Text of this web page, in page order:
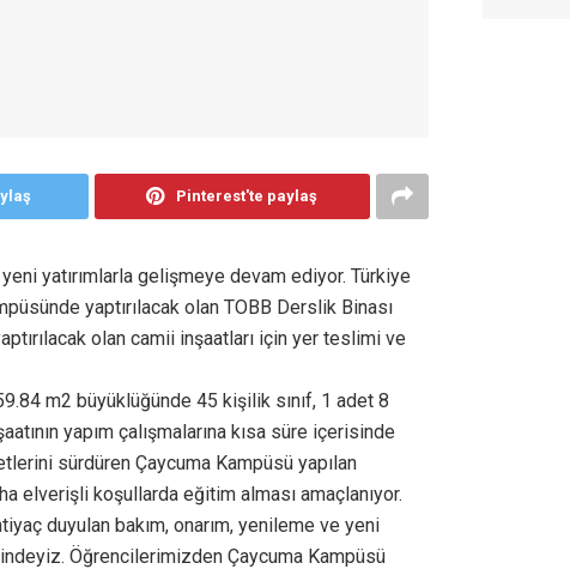
Pinterest'te paylaş
yatırımlarla gelişmeye devam ediyor. Türkiye
yaptırılacak olan TOBB Derslik Binası
olan camii inşaatları için yer teslimi ve
m2 büyüklüğünde 45 kişilik sınıf, 1 adet 8
yapım çalışmalarına kısa süre içerisinde
sürdüren Çaycuma Kampüsü yapılan
elverişli koşullarda eğitim alması amaçlanıyor.
duyulan bakım, onarım, yenileme ve yeni
Öğrencilerimizden Çaycuma Kampüsü